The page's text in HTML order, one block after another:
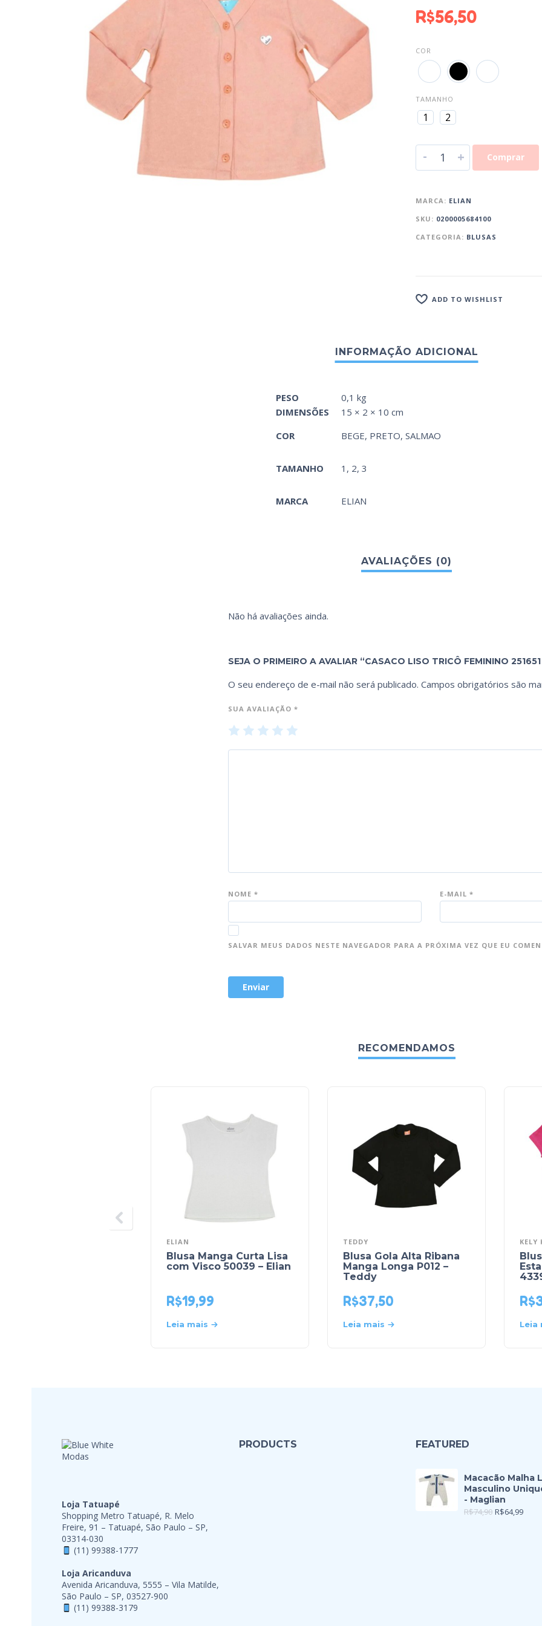
R$56,50
COR
TAMANHO
1 2
- + Comprar
MARCA: ELIAN
SKU: 0200005684100
CATEGORIA: BLUSAS
ADD TO WISHLIST
PESO
0,1 kg
DIMENSÕES
15 × 2 × 10 cm
COR
BEGE, PRETO, SALMAO
TAMANHO 1, 2, 3
MARCA ELIAN
Não há avaliações ainda.
SEJA O PRIMEIRO A AVALIAR “CASACO LISO TRICÔ FEMININO
O seu endereço de e-mail não será publicado. Campos obrigatórios são
SUA AVALIAÇÃO *
1 2 3 4
NOME * E-MAIL *
SALVAR MEUS DADOS NESTE NAVEGADOR PARA A PRÓXIMA VEZ QUE EU
RECOMENDAMOS
ELIAN
Blusa Manga Curta Lisa
com Visco 50039 – Elian
R$19,99
Leia mais
TEDDY
Blusa Gola Alta Ribana
Manga Longa P012 –
Teddy
R$37,50
Leia mais
KELY
R$
Leia
Loja Tatuapé
Shopping Metro Tatuapé, R. Melo
Freire, 91 – Tatuapé, São Paulo – SP,
03314-030
(11) 99388-1777
Loja Aricanduva
Avenida Aricanduva, 5555 – Vila Matilde,
São Paulo – SP, 03527-900
(11) 99388-3179
PRODUCTS FEATURED
Macacão Malha
Masculino
- Maglian
R$74,90 R$64,99